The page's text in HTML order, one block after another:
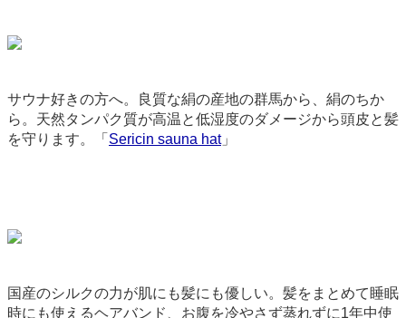
サウナ好きの方へ。良質な絹の産地の群馬から、絹のちか
ら。天然タンパク質が高温と低湿度のダメージから頭皮と髪
を守ります。「 Sericin sauna hat」
国産のシルクの力が肌にも髪にも優しい。髪をまとめて睡眠
時にも使えるヘアバンド、お腹を冷やさず蒸れずに1年中使